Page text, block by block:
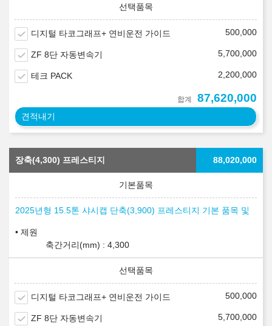
디지털 타코그래프+ 연비운전 가이드 500,000
ZF 8단 자동변속기 5,700,000
테크 PACK 2,200,000
합계 87,620,000
견적내기
장축(4,300) 프레스티지 88,020,000
2025년형 15.5톤 샤시캡 단축(3,900) 프레스티지 기본 품목 및
제원
축간거리(mm) : 4,300
디지털 타코그래프+ 연비운전 가이드 500,000
ZF 8단 자동변속기 5,700,000